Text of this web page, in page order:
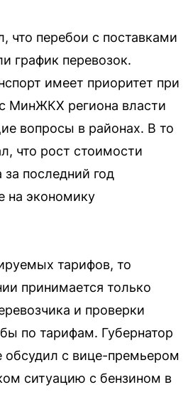
что перебои с поставками
график перевозок.
имеет приоритет при
МинЖКХ региона власти
вопросы в районах. В то
что рост стоимости
за последний год
на экономику
тарифов, то
принимается только
и проверки
по тарифам. Губернатор
обсудил с вице-премьером
ситуацию с бензином в